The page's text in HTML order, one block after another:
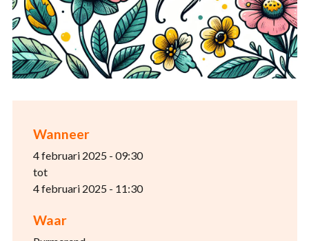
Wanneer
4 februari 2025 - 09:30
tot
4 februari 2025 - 11:30
Waar